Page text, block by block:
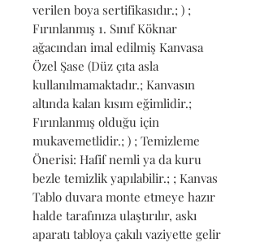
verilen boya sertifikasıdır.; ) ;
Fırınlanmış 1. Sınıf Köknar
ağacından imal edilmiş Kanvasa
Özel Şase (Düz çıta asla
kullanılmamaktadır.; Kanvasın
altında kalan kısım eğimlidir.;
Fırınlanmış olduğu için
mukavemetlidir.; ) ; Temizleme
Önerisi: Hafif nemli ya da kuru
bezle temizlik yapılabilir.; ; Kanvas
Tablo duvara monte etmeye hazır
halde tarafınıza ulaştırılır, askı
aparatı tabloya çakılı vaziyette gelir